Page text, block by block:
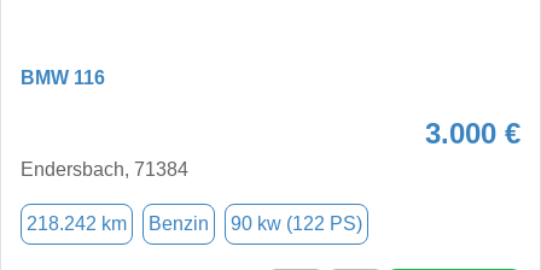
BMW 116
3.000 €
Endersbach, 71384
218.242 km Benzin 90 kw (122 PS)